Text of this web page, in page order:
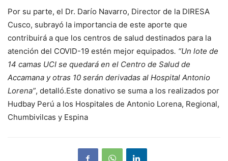
Por su parte, el Dr. Darío Navarro, Director de la DIRESA
Cusco, subrayó la importancia de este aporte que
contribuirá a que los centros de salud destinados para la
atención del COVID-19 estén mejor equipados. “Un lote de
14 camas UCI se quedará en el Centro de Salud de
Accamana y otras 10 serán derivadas al Hospital Antonio
Lorena”, detalló.Este donativo se suma a los realizados por
Hudbay Perú a los Hospitales de Antonio Lorena, Regional,
Chumbivilcas y Espina